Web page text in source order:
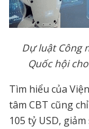
Dự luật Công
Quốc hội
Tìm hiểu của
tâm CBT cũng
105 tỷ USD,